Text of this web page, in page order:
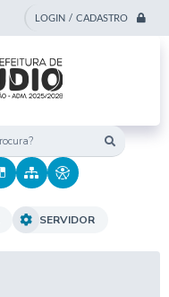
LOGIN / CADASTRO
SERVIDOR